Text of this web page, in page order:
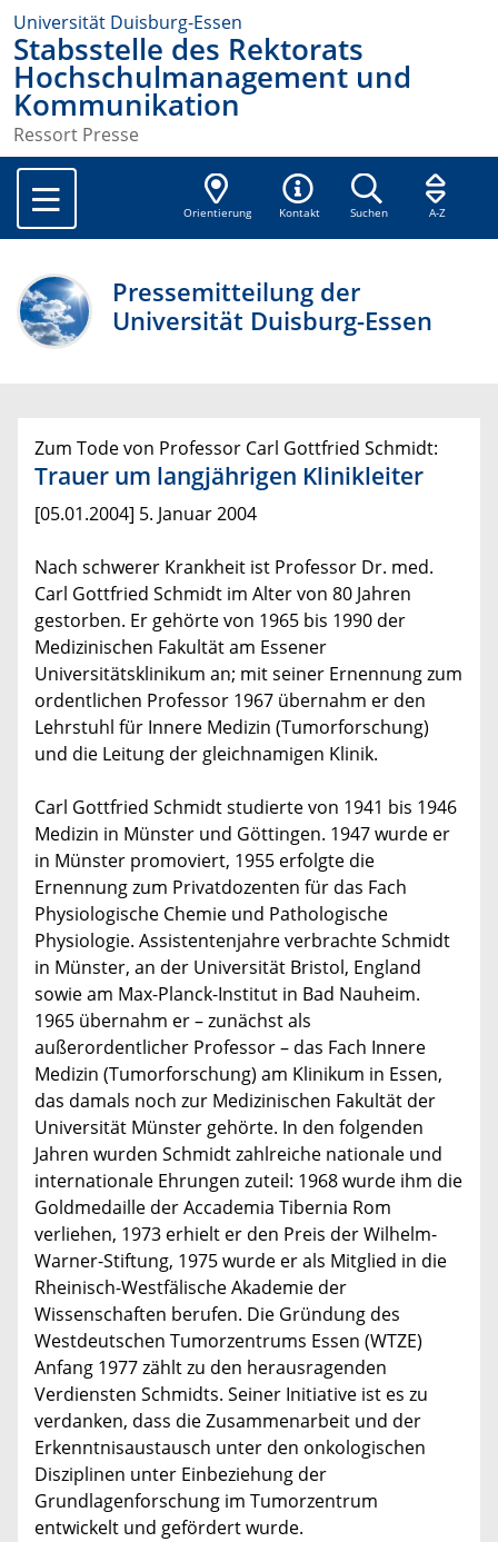
Universität Duisburg-Essen
Stabsstelle des Rektorats
Hochschulmanagement und
Kommunikation
Ressort Presse
Orientierung Kontakt Suchen A-Z
Pressemitteilung der
Universität Duisburg-Essen
Zum Tode von Professor Carl Gottfried Schmidt:
Trauer um langjährigen Klinikleiter
[05.01.2004] 5. Januar 2004
Nach schwerer Krankheit ist Professor Dr. med.
Carl Gottfried Schmidt im Alter von 80 Jahren
gestorben. Er gehörte von 1965 bis 1990 der
Medizinischen Fakultät am Essener
Universitätsklinikum an; mit seiner Ernennung zum
ordentlichen Professor 1967 übernahm er den
Lehrstuhl für Innere Medizin (Tumorforschung)
und die Leitung der gleichnamigen Klinik.
Carl Gottfried Schmidt studierte von 1941 bis 1946
Medizin in Münster und Göttingen. 1947 wurde er
in Münster promoviert, 1955 erfolgte die
Ernennung zum Privatdozenten für das Fach
Physiologische Chemie und Pathologische
Physiologie. Assistentenjahre verbrachte Schmidt
in Münster, an der Universität Bristol, England
sowie am Max-Planck-Institut in Bad Nauheim.
1965 übernahm er – zunächst als
außerordentlicher Professor – das Fach Innere
Medizin (Tumorforschung) am Klinikum in Essen,
das damals noch zur Medizinischen Fakultät der
Universität Münster gehörte. In den folgenden
Jahren wurden Schmidt zahlreiche nationale und
internationale Ehrungen zuteil: 1968 wurde ihm die
Goldmedaille der Accademia Tibernia Rom
verliehen, 1973 erhielt er den Preis der Wilhelm-
Warner-Stiftung, 1975 wurde er als Mitglied in die
Rheinisch-Westfälische Akademie der
Wissenschaften berufen. Die Gründung des
Westdeutschen Tumorzentrums Essen (WTZE)
Anfang 1977 zählt zu den herausragenden
Verdiensten Schmidts. Seiner Initiative ist es zu
verdanken, dass die Zusammenarbeit und der
Erkenntnisaustausch unter den onkologischen
Disziplinen unter Einbeziehung der
Grundlagenforschung im Tumorzentrum
entwickelt und gefördert wurde.